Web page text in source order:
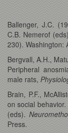
Ballenger, J.C.
C.B. Nemerof
230). Washington:
Bergvall, A.H.,
Peripheral
male rats,
Brain, P.F.,
on social
(eds).
Press.